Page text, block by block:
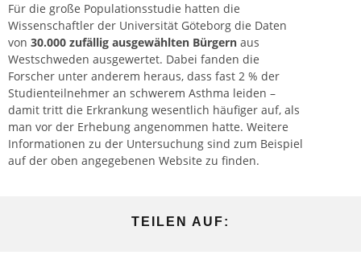
Für die große Populationsstudie hatten die
Wissenschaftler der Universität Göteborg die Daten
von 30.000 zufällig ausgewählten Bürgern aus
Westschweden ausgewertet. Dabei fanden die
Forscher unter anderem heraus, dass fast 2 % der
Studienteilnehmer an schwerem Asthma leiden –
damit tritt die Erkrankung wesentlich häufiger auf, als
man vor der Erhebung angenommen hatte. Weitere
Informationen zu der Untersuchung sind zum Beispiel
auf der oben angegebenen Website zu finden.
TEILEN AUF: